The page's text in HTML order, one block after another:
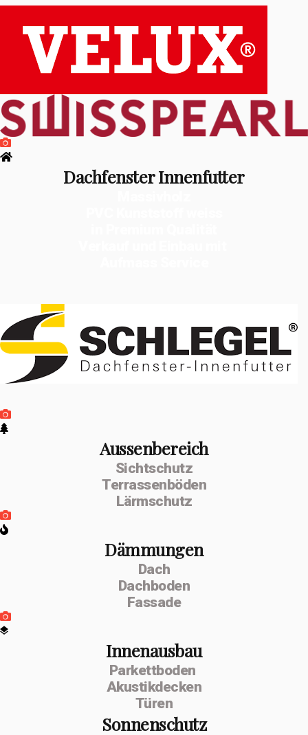
Dachfenster Innenfutter
Aussenbereich
Sichtschutz
Terrassenböden
Lärmschutz
Dämmungen
Dach
Dachboden
Fassade
Innenausbau
Parkettboden
Akustikdecken
Türen
Sonnenschutz